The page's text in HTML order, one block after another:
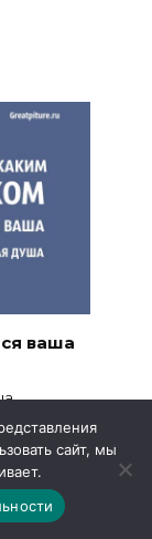
ваша
сайт, мы